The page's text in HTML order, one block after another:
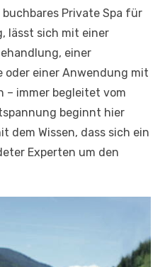
Private Spa für
lässt sich mit einer
einer
oder einer Anwendung mit
– immer begleitet vom
beginnt hier
dem Wissen, dass sich ein
Experten um den